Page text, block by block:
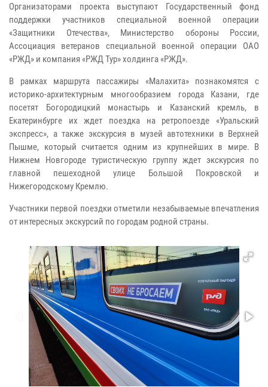
Организаторами проекта выступают Государственный фонд
поддержки участников специальной военной операции
«Защитники Отечества», Министерство обороны России,
Ассоциация ветеранов специальной военной операции ОАО
«РЖД» и компания «РЖД Тур» холдинга «РЖД».
В рамках маршрута пассажиры «Малахита» познакомятся с
историко-архитектурным многообразием города Казани, где
посетят Богородицкий монастырь и Казанский кремль, в
Екатеринбурге их ждет поездка на ретропоезде «Уральский
экспресс», а также экскурсия в музей автотехники в Верхней
Пышме, который считается одним из крупнейших в мире. В
Нижнем Новгороде туристическую группу ждет экскурсия по
главной пешеходной улице Большой Покровской и
Нижегородскому Кремлю.
Участники первой поездки отметили незабываемые впечатления
от интересных экскурсий по городам родной страны.